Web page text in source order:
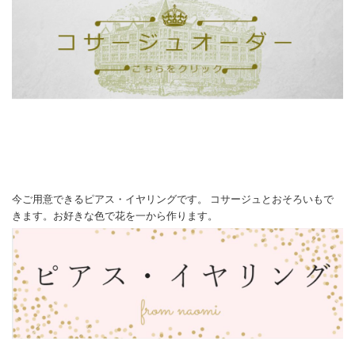
今ご用意できるピアス・イヤリングです。 コサージュとおそろいもで
きます。お好きな色で花を一から作ります。